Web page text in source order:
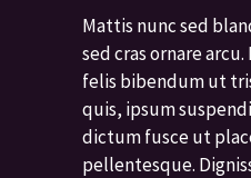
Mattis nunc sed
sed cras ornare
felis bibendum ut
quis, ipsum
dictum fusce ut
pellentesque.